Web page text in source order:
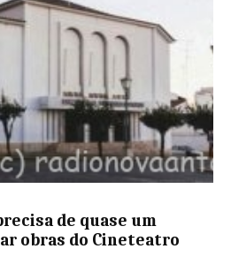
de quase um
obras do Cineteatro